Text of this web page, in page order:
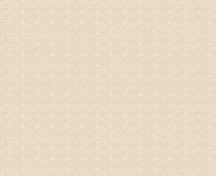
物灌注
由于你
来院就
病情描
由于来
姓名：